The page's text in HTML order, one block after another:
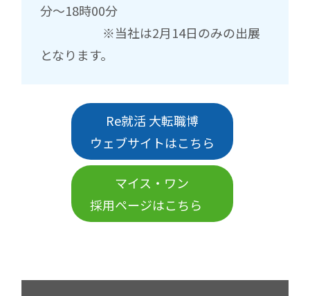
分～18時00分
※当社は2月14日のみの出展
となります。
Re就活 大転職博
ウェブサイトはこちら
マイス・ワン
採用ページはこちら